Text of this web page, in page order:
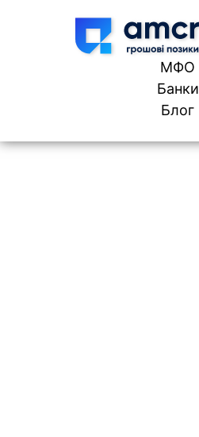
МФО
Банки
Блог